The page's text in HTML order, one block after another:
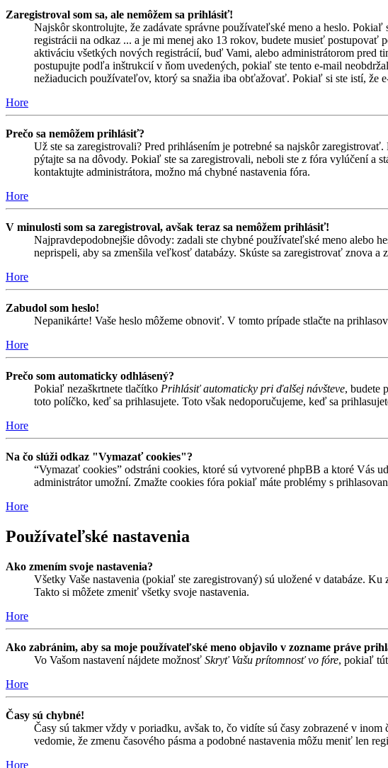
Zaregistroval som sa, ale nemôžem sa prihlásiť!
Najskôr skontrolujte, že zadávate správne používateľské meno a heslo.
registrácii na odkaz ... a je mi menej ako 13 rokov, budete musieť
aktiváciu všetkých nových registrácií, buď Vami, alebo administrátorom
postupujte podľa inštrukcií v ňom uvedených, pokiaľ ste tento e-mail
nežiaducich používateľov, ktorý sa snažia iba obťažovať. Pokiaľ si ste istí, že
Hore
Prečo sa nemôžem prihlásiť?
Už ste sa zaregistrovali? Pred prihlásením je potrebné sa najskôr
pýtajte sa na dôvody. Pokiaľ ste sa zaregistrovali, neboli ste z fóra vylúčení a
kontaktujte administrátora, možno má chybné nastavenia fóra.
Hore
V minulosti som sa zaregistroval, avšak teraz sa nemôžem prihlásiť!
Najpravdepodobnejšie dôvody: zadali ste chybné používateľské meno alebo
neprispeli, aby sa zmenšila veľkosť databázy. Skúste sa zaregistrovať znova a
Hore
Zabudol som heslo!
Nepanikárte! Vaše heslo môžeme obnoviť. V tomto prípade stlačte na
Hore
Prečo som automaticky odhlásený?
Pokiaľ nezaškrtnete tlačítko Prihlásiť automaticky pri ďalšej návšteve, budete
toto políčko, keď sa prihlasujete. Toto však nedoporučujeme, keď sa
Hore
Na čo slúži odkaz "Vymazať cookies"?
“Vymazať cookies” odstráni cookies, ktoré sú vytvorené phpBB a ktoré Vás
administrátor umožní. Zmažte cookies fóra pokiaľ máte problémy s
Hore
Používateľské nastavenia
Ako zmením svoje nastavenia?
Všetky Vaše nastavenia (pokiaľ ste zaregistrovaný) sú uložené v databáze.
Takto si môžete zmeniť všetky svoje nastavenia.
Hore
Ako zabránim, aby sa moje používateľské meno objavilo v zozname práve
Vo Vašom nastavení nájdete možnosť Skryť Vašu prítomnosť vo fóre, pokiaľ
Hore
Časy sú chybné!
Časy sú takmer vždy v poriadku, avšak to, čo vidíte sú časy zobrazené v
vedomie, že zmenu časového pásma a podobné nastavenia môžu meniť len
Hore